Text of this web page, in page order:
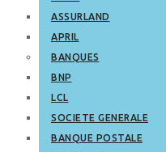
ASSURLAND
APRIL
BANQUES
BNP
LCL
SOCIETE GENERALE
BANQUE POSTALE